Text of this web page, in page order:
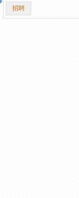
招聘